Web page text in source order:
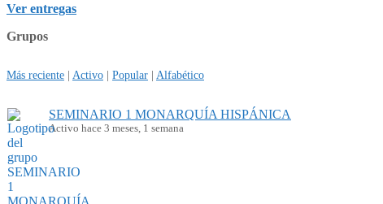
Ver entregas
Grupos
Más reciente | Activo | Popular | Alfabético
SEMINARIO 1 MONARQUÍA HISPÁNICA
Activo hace 3 meses, 1 semana